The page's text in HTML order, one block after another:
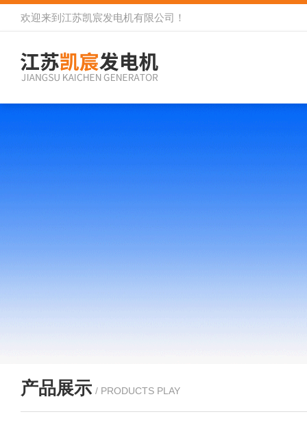
欢迎来到 江苏凯宸发电机有限公司 ！
产品展示 / PRODUCTS PLAY